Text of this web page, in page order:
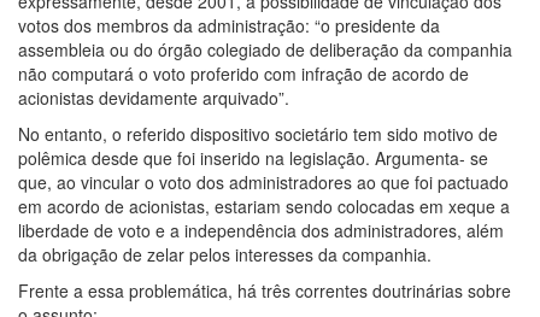
votos dos membros da administração: “o presidente da
assembleia ou do órgão colegiado de deliberação da companhia
não computará o voto proferido com infração de acordo de
acionistas devidamente arquivado”.
No entanto, o referido dispositivo societário tem sido motivo de
polêmica desde que foi inserido na legislação. Argumenta- se
que, ao vincular o voto dos administradores ao que foi pactuado
em acordo de acionistas, estariam sendo colocadas em xeque a
liberdade de voto e a independência dos administradores, além
da obrigação de zelar pelos interesses da companhia.
Frente a essa problemática, há três correntes doutrinárias sobre